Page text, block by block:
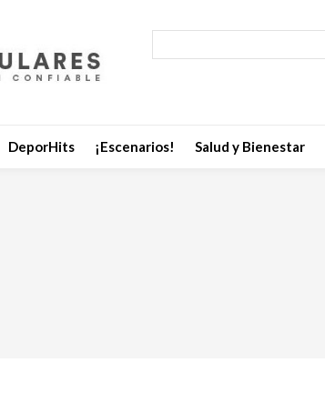
DeporHits ¡Escenarios! Salud y Bienestar